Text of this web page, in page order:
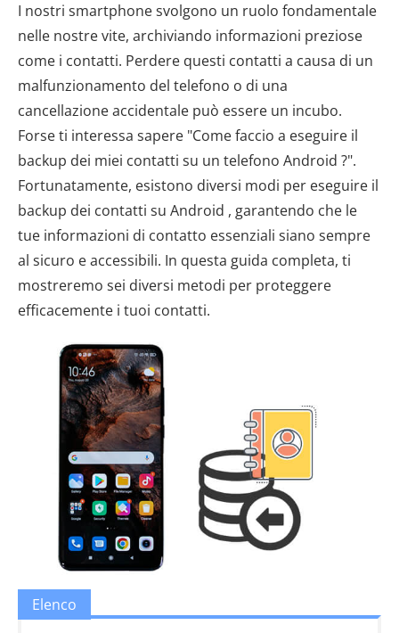
I nostri smartphone svolgono un ruolo fondamentale
nelle nostre vite, archiviando informazioni preziose
come i contatti. Perdere questi contatti a causa di un
malfunzionamento del telefono o di una
cancellazione accidentale può essere un incubo.
Forse ti interessa sapere "Come faccio a eseguire il
backup dei miei contatti su un telefono Android ?".
Fortunatamente, esistono diversi modi per eseguire il
backup dei contatti su Android , garantendo che le
tue informazioni di contatto essenziali siano sempre
al sicuro e accessibili. In questa guida completa, ti
mostreremo sei diversi metodi per proteggere
efficacemente i tuoi contatti.
Elenco